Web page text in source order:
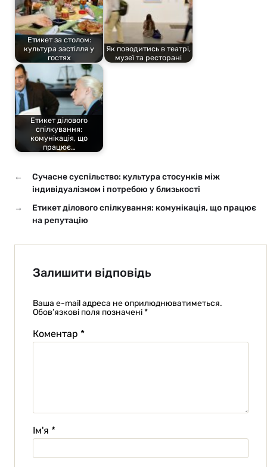
Етикет за столом:
культура застілля у
гостях
Як поводитись в театрі,
музеї та ресторані
Етикет ділового
спілкування:
комунікація, що
працює…
←
Сучасне суспільство: культура стосунків між
індивідуалізмом і потребою у близькості
→
Етикет ділового спілкування: комунікація, що працює
на репутацію
Залишити відповідь
Ваша e-mail адреса не оприлюднюватиметься.
Обов’язкові поля позначені*
Коментар *
Ім'я *